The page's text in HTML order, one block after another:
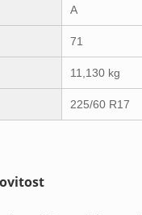
A
71
11,130 kg
225/60 R17